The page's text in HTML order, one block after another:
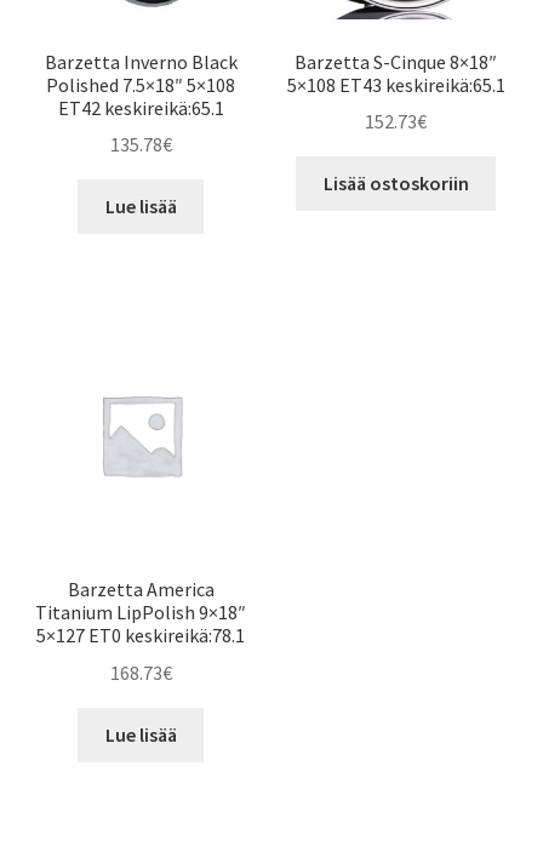
Barzetta Inverno Black
Polished 7.5×18″ 5×108
ET42 keskireikä:65.1
135.78€
Lue lisää
Barzetta S-Cinque 8×18″
5×108 ET43 keskireikä:65.1
152.73€
Lisää ostoskoriin
Barzetta America
Titanium LipPolish 9×18″
5×127 ET0 keskireikä:78.1
168.73€
Lue lisää